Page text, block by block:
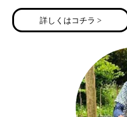
少人数の座談会からお引き
詳しくはコチラ >